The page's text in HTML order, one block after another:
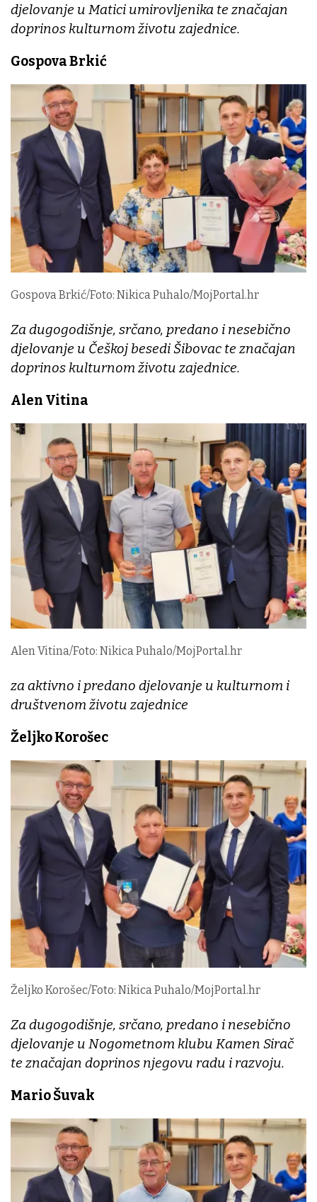
djelovanje u Matici umirovljenika te značajan
doprinos kulturnom životu zajednice.
Gospova Brkić
Gospova Brkić/Foto: Nikica Puhalo/MojPortal.hr
Za dugogodišnje, srčano, predano i nesebično
djelovanje u Češkoj besedi Šibovac te značajan
doprinos kulturnom životu zajednice.
Alen Vitina
Alen Vitina/Foto: Nikica Puhalo/MojPortal.hr
za aktivno i predano djelovanje u kulturnom i
društvenom životu zajednice
Željko Korošec
Željko Korošec/Foto: Nikica Puhalo/MojPortal.hr
Za dugogodišnje, srčano, predano i nesebično
djelovanje u Nogometnom klubu Kamen Sirač
te značajan doprinos njegovu radu i razvoju.
Mario Šuvak